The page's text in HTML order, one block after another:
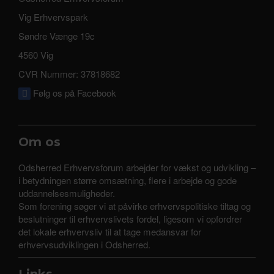
Vig Erhvervspark
Søndre Vænge 19c
4560 Vig
CVR Nummer: 37818682
Følg os på Facebook
Om os
Odsherred Erhvervsforum arbejder for vækst og udvikling –
i betydningen større omsætning, flere i arbejde og gode
uddannelsesmuligheder.
Som forening søger vi at påvirke erhvervspolitiske tiltag og
beslutninger til erhvervslivets fordel, ligesom vi opfordrer
det lokale erhvervsliv til at tage medansvar for
erhvervsudviklingen i Odsherred.